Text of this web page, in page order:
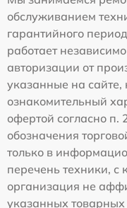
обслуживанием
гарантийного
работает
авторизации от
указанные на сайте,
ознакомительный
офертой согласно п.
обозначения
только в
перечень техники,
организация не
указанных товарных